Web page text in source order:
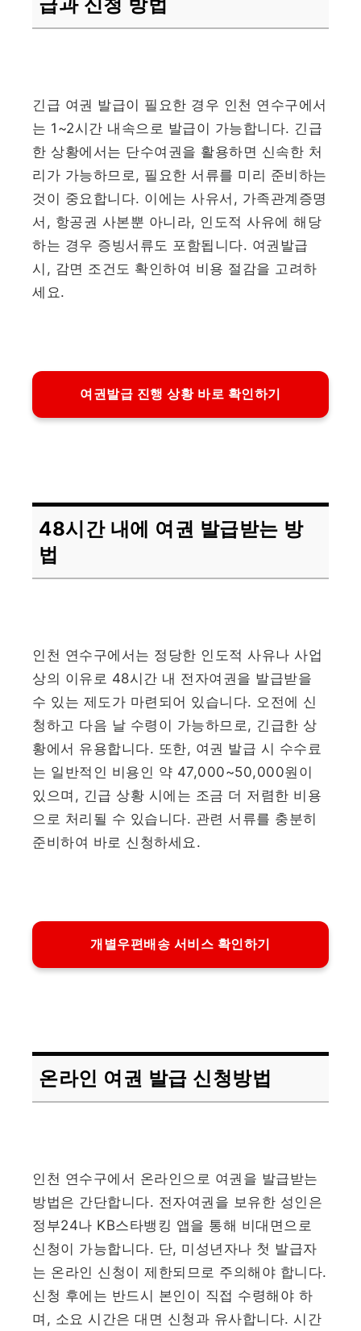
긴급 여권 발급이 필요한 경우 인천 연수구에서
는 1~2시간 내속으로 발급이 가능합니다. 긴급
한 상황에서는 단수여권을 활용하면 신속한 처
리가 가능하므로, 필요한 서류를 미리 준비하는
것이 중요합니다. 이에는 사유서, 가족관계증명
서, 항공권 사본뿐 아니라, 인도적 사유에 해당
하는 경우 증빙서류도 포함됩니다. 여권발급
시, 감면 조건도 확인하여 비용 절감을 고려하
세요.
여권발급 진행 상황 바로 확인하기
48시간 내에 여권 발급받는 방
법
인천 연수구에서는 정당한 인도적 사유나 사업
상의 이유로 48시간 내 전자여권을 발급받을
수 있는 제도가 마련되어 있습니다. 오전에 신
청하고 다음 날 수령이 가능하므로, 긴급한 상
황에서 유용합니다. 또한, 여권 발급 시 수수료
는 일반적인 비용인 약 47,000~50,000원이
있으며, 긴급 상황 시에는 조금 더 저렴한 비용
으로 처리될 수 있습니다. 관련 서류를 충분히
준비하여 바로 신청하세요.
개별우편배송 서비스 확인하기
온라인 여권 발급 신청방법
인천 연수구에서 온라인으로 여권을 발급받는
방법은 간단합니다. 전자여권을 보유한 성인은
정부24나 KB스타뱅킹 앱을 통해 비대면으로
신청이 가능합니다. 단, 미성년자나 첫 발급자
는 온라인 신청이 제한되므로 주의해야 합니다.
신청 후에는 반드시 본인이 직접 수령해야 하
며, 소요 시간은 대면 신청과 유사합니다. 시간